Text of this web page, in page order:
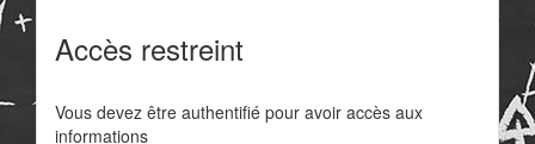
Accès restreint
Vous devez être authentifié pour avoir accès aux
informations